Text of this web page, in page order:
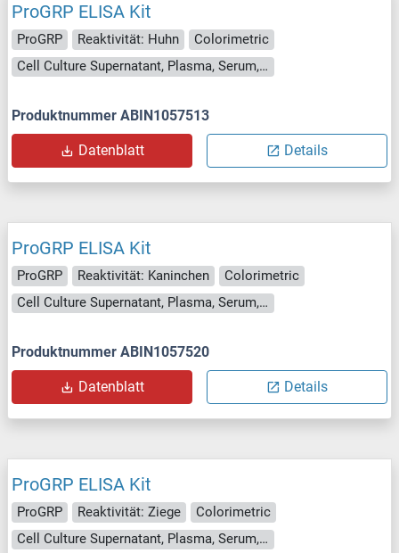
ProGRP ELISA Kit
ProGRP Reaktivität: Huhn
Colorimetric
Cell Culture Supernatant, Plasma, Serum, Tissue Homogenate
Produktnummer ABIN1057513
Datenblatt Details
ProGRP ELISA Kit
ProGRP Reaktivität: Kaninchen
Colorimetric
Cell Culture Supernatant, Plasma, Serum, Tissue Homogenate
Produktnummer ABIN1057520
Datenblatt Details
ProGRP ELISA Kit
ProGRP Reaktivität: Ziege
Colorimetric
Cell Culture Supernatant, Plasma, Serum, Tissue Homogenate